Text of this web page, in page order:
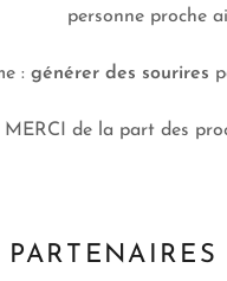
personne proche
:générer des sourires
MERCI de la part des